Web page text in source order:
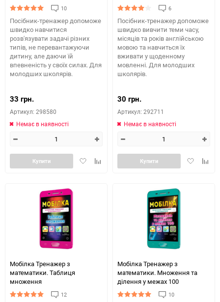
10
Посібник-тренажер допоможе
швидко навчитися
розв'язувати задачі різних
типів, не перевантажуючи
дитину, але даючи їй
впевненість у своїх силах. Для
молодших школярів.
33 грн.
Артикул: 298580
Немає в наявності
ДодатиДодайте
Купити
6
Посібник-тренажер допоможе
швидко вивчити теми часу,
місяців та років англійською
мовою та навчиться їх
вживати у щоденному
мовленні. Для молодших
школярів.
30 грн.
Артикул: 292711
Немає в наявності
Додати
Купити
Мобілка Тренажер з
математики. Таблиця
множення
12
Мобілка Тренажер з
математики. Множення та
дiлення у межах 100
10